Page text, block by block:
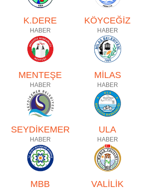
K.DERE
HABER
KÖYCEĞİZ
HABER
MENTEŞE
HABER
MİLAS
HABER
SEYDİKEMER
HABER
ULA
HABER
MBB VALİLİK